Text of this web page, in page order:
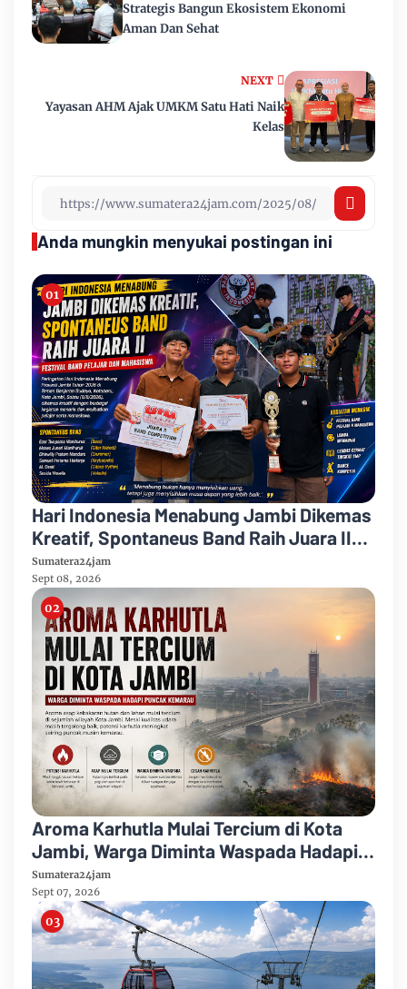
NEXT
Yayasan AHM Ajak UMKM Satu Hati Naik
Kelas
Strategis Bangun Ekosistem Ekonomi
Aman Dan Sehat
Anda mungkin menyukai postingan ini
Hari Indonesia Menabung Jambi Dikemas
Kreatif, Spontaneus Band Raih Juara II
Festival Band Pelajar dan Mahasiswa
Sumatera24jam
Sept 08, 2026
Aroma Karhutla Mulai Tercium di Kota
Jambi, Warga Diminta Waspada Hadapi
Puncak Kemarau
Sumatera24jam
Sept 07, 2026